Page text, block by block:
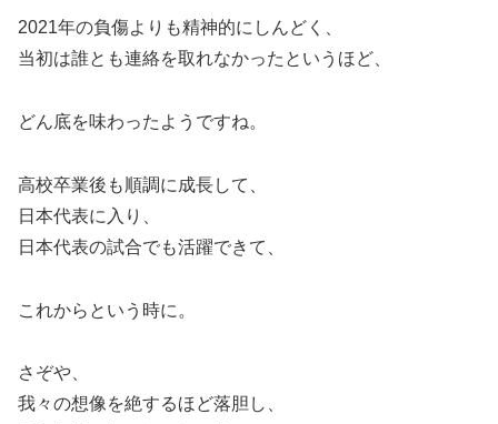
2021年の負傷よりも精神的にしんどく、
当初は誰とも連絡を取れなかったというほど、
どん底を味わったようですね。
高校卒業後も順調に成長して、
日本代表に入り、
日本代表の試合でも活躍できて、
これからという時に。
さぞや、
我々の想像を絶するほど落胆し、